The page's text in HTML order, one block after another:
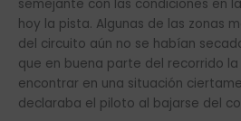
semejante con las condiciones en
hoy la pista. Algunas de las zonas
del circuito aún no se habían
que en buena parte del recorrido
encontrar en una situación
declaraba el piloto al bajarse del